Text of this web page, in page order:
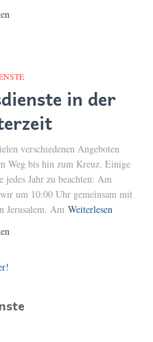
in der
verschiedenen Angeboten
Weg bis hin zum Kreuz. Einige
jedes Jahr zu beachten: Am
um 10:00 Uhr gemeinsam mit
Jerusalem. Am Weiterlesen